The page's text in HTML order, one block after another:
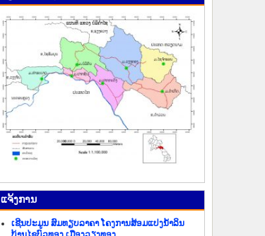
ແຈ້ງ​ການ
ເຊີນປະມູນ ສົມທຽບລາຄາ ໂຄງການສ້ອມແປງນ້ຳລິນ